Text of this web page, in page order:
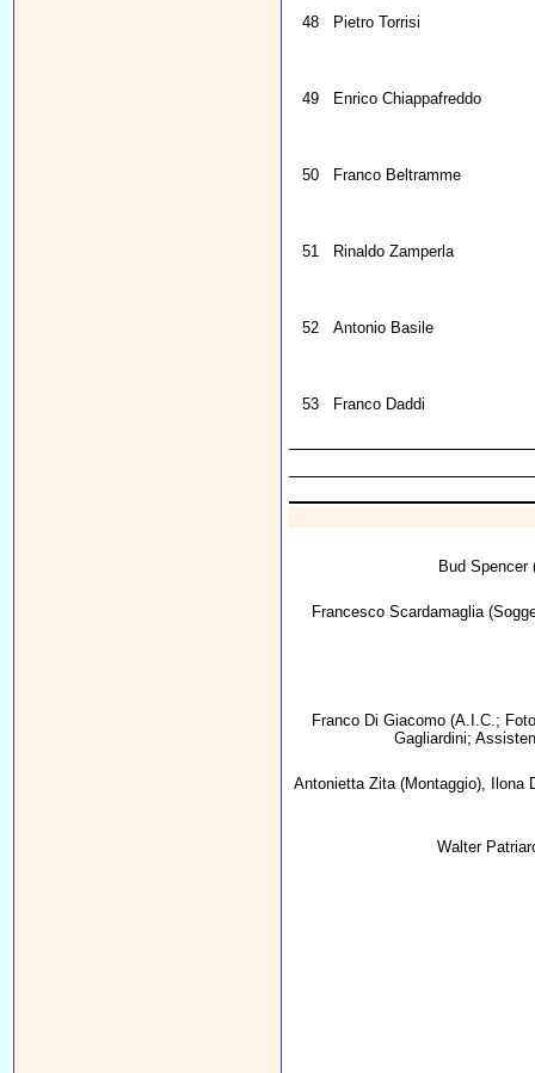
48 Pietro Torrisi
49 Enrico Chiappafreddo
50 Franco Beltramme
51 Rinaldo Zamperla
52 Antonio Basile
53 Franco Daddi
Bud Spencer
Francesco Scardamaglia
Franco Di Giacomo (A.I.C.;
Gagliardini;
Antonietta Zita(Montaggio), Ilona
Walter